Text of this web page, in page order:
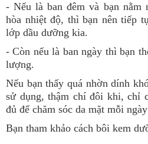
- Nếu là ban đêm và bạn nằm
hòa nhiệt độ, thì bạn nên tiếp
lớp dầu dưỡng kia.
- Còn nếu là ban ngày thì bạn
lượng.
Nếu bạn thấy quá nhờn dính
sử dụng, thậm chí đôi khi, chỉ
đủ để chăm sóc da mặt mỗi
Bạn tham khảo cách bôi kem